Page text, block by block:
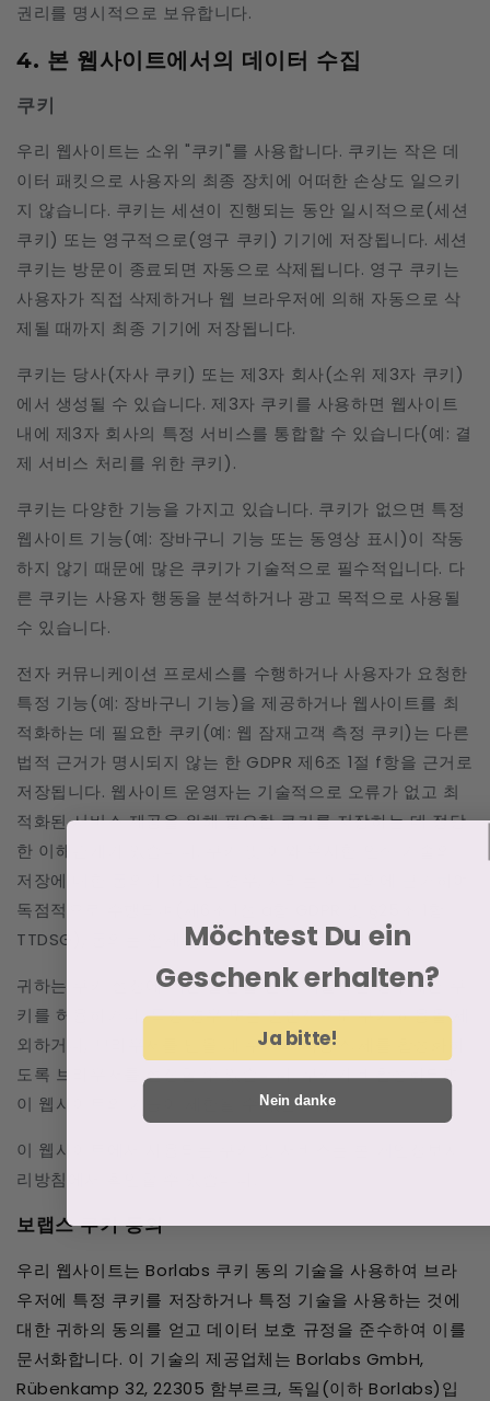
권리를 명시적으로 보유합니다.
4. 본 웹사이트에서의 데이터 수집
쿠키
우리 웹사이트는 소위 "쿠키"를 사용합니다. 쿠키는 작은 데
이터 패킷으로 사용자의 최종 장치에 어떠한 손상도 일으키
지 않습니다. 쿠키는 세션이 진행되는 동안 일시적으로(세션
쿠키) 또는 영구적으로(영구 쿠키) 기기에 저장됩니다. 세션
쿠키는 방문이 종료되면 자동으로 삭제됩니다. 영구 쿠키는
사용자가 직접 삭제하거나 웹 브라우저에 의해 자동으로 삭
제될 때까지 최종 기기에 저장됩니다.
쿠키는 당사(자사 쿠키) 또는 제3자 회사(소위 제3자 쿠키)
에서 생성될 수 있습니다. 제3자 쿠키를 사용하면 웹사이트
내에 제3자 회사의 특정 서비스를 통합할 수 있습니다(예: 결
제 서비스 처리를 위한 쿠키).
쿠키는 다양한 기능을 가지고 있습니다. 쿠키가 없으면 특정
웹사이트 기능(예: 장바구니 기능 또는 동영상 표시)이 작동
하지 않기 때문에 많은 쿠키가 기술적으로 필수적입니다. 다
른 쿠키는 사용자 행동을 분석하거나 광고 목적으로 사용될
수 있습니다.
전자 커뮤니케이션 프로세스를 수행하거나 사용자가 요청한
특정 기능(예: 장바구니 기능)을 제공하거나 웹사이트를 최
적화하는 데 필요한 쿠키(예: 웹 잠재고객 측정 쿠키)는 다른
법적 근거가 명시되지 않는 한 GDPR 제6조 1절 f항을 근거로
저장됩니다. 웹사이트 운영자는 기술적으로 오류가 없고 최
적화된 서비스 제공을 위해 필요한 쿠키를 저장하는 데 정당
한 이해관계가 있습니다. 쿠키 및 이와 유사한 인식 기술의
저장에 대한 동의가 요청된 경우, 처리는 이 동의에 근거하여
독점적으로 수행되며(제6조 1절 a항 GDPR 및 §25조 1항
TTDSG), 동의는 언제든지 취소할 수 있습니다.
귀하는 쿠키 설정에 대한 알림을 받고 개별적인 경우에만 쿠
키를 허용하거나, 특정 경우 또는 일반적으로 쿠키 허용을 제
외하거나, 브라우저를 닫을 때 쿠키의 자동 삭제를 활성화하
도록 브라우저를 설정할 수 있습니다. 쿠키가 비활성화되면
이 웹사이트의 기능이 제한될 수 있습니다.
이 웹사이트에서 사용되는 쿠키 및 서비스는 본 개인정보처
리방침에서 확인할 수 있습니다.
보랩스 쿠키 동의
우리 웹사이트는 Borlabs 쿠키 동의 기술을 사용하여 브라
우저에 특정 쿠키를 저장하거나 특정 기술을 사용하는 것에
대한 귀하의 동의를 얻고 데이터 보호 규정을 준수하여 이를
문서화합니다. 이 기술의 제공업체는 Borlabs GmbH,
Rübenkamp 32, 22305 함부르크, 독일(이하 Borlabs)입
Möchtest Du ein
Geschenk erhalten?
Ja bitte!
Nein danke